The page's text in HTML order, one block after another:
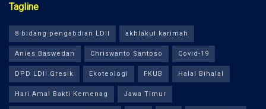
Tagline
8 bidang pengabdian LDII akhlakul karimah
Anies Baswedan Chriswanto Santoso Covid-19
DPD LDII Gresik Ekoteologi FKUB Halal Bihalal
Hari Amal Bakti Kemenag Jawa Timur